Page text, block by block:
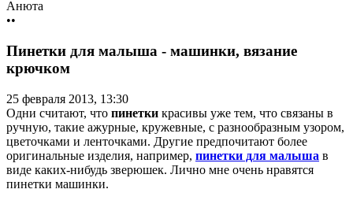
Анюта
••
Пинетки для малыша - машинки, вязание
крючком
25 февраля 2013, 13:30
Одни считают, что пинетки красивы уже тем, что связаны в
ручную, такие ажурные, кружевные, с разнообразным узором,
цветочками и ленточками. Другие предпочитают более
оригинальные изделия, например, пинетки для малыша в
виде каких-нибудь зверюшек. Лично мне очень нравятся
пинетки машинки.